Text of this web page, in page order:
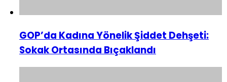
GOP’da Kadına Yönelik Şiddet Dehşeti:
Sokak Ortasında Bıçaklandı